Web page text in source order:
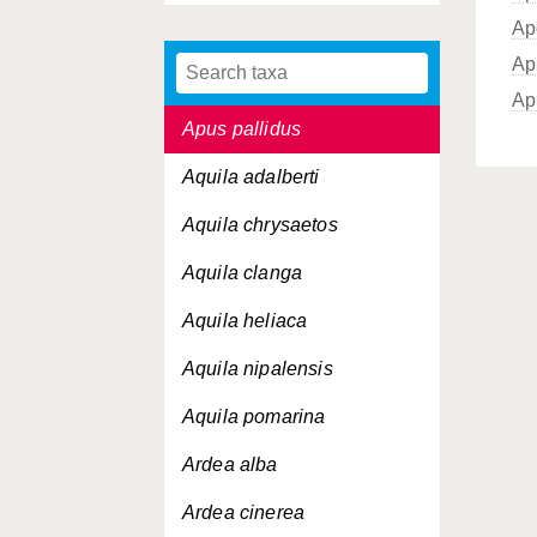
Apus melba
Apus pallidus
Aquila adalberti
Aquila chrysaetos
Aquila clanga
Aquila heliaca
Aquila nipalensis
Aquila pomarina
Ardea alba
Ardea cinerea